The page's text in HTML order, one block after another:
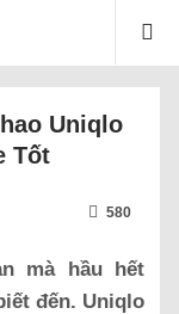
Uniqlo
Tốt
580
mà hầu hết
đến. Uniqlo